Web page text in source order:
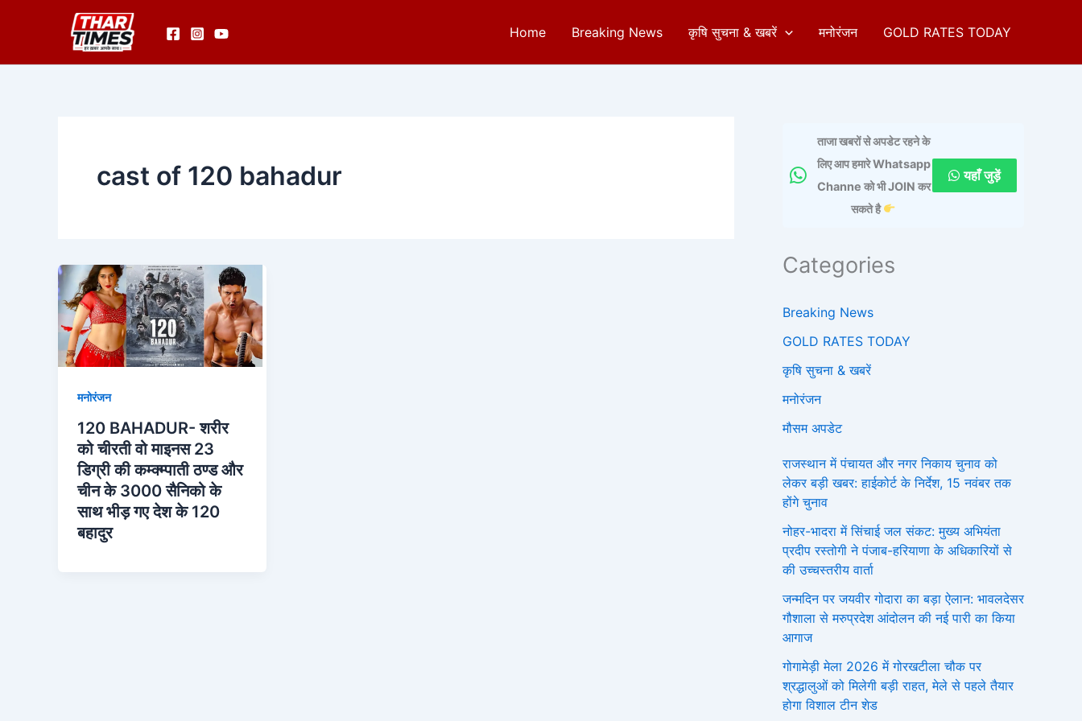
Home Breaking News कृषि सुचना & खबरें मनोरंजन GOLD RATES TODAY
cast of 120 bahadur
मनोरंजन
120 BAHADUR- शरीर
को चीरती वो माइनस 23
डिग्री की कम्क्म्पाती ठण्ड और
चीन के 3000 सैनिको के
साथ भीड़ गए देश के 120
बहादुर
ताजा खबरों से अपडेट रहने के
लिए आप हमारे Whatsapp
Channe को भी JOIN कर
सकते है
यहाँ जुड़ें
Categories
Breaking News
GOLD RATES TODAY
कृषि सुचना & खबरें
मनोरंजन
मौसम अपडेट
राजस्थान में पंचायत और नगर निकाय चुनाव को
लेकर बड़ी खबर: हाईकोर्ट के निर्देश, 15 नवंबर तक
होंगे चुनाव
नोहर-भादरा में सिंचाई जल संकट: मुख्य अभियंता
प्रदीप रस्तोगी ने पंजाब-हरियाणा के अधिकारियों से
की उच्चस्तरीय वार्ता
जन्मदिन पर जयवीर गोदारा का बड़ा ऐलान: भावलदेसर
गौशाला से मरुप्रदेश आंदोलन की नई पारी का किया
आगाज
गोगामेड़ी मेला 2026 में गोरखटीला चौक पर
श्रद्धालुओं को मिलेगी बड़ी राहत, मेले से पहले तैयार
होगा विशाल टीन शेड